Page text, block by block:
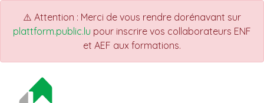
⚠️ Attention : Merci de vous rendre dorénavant sur
plattform.public.lu pour inscrire vos collaborateurs ENF
et AEF aux formations.